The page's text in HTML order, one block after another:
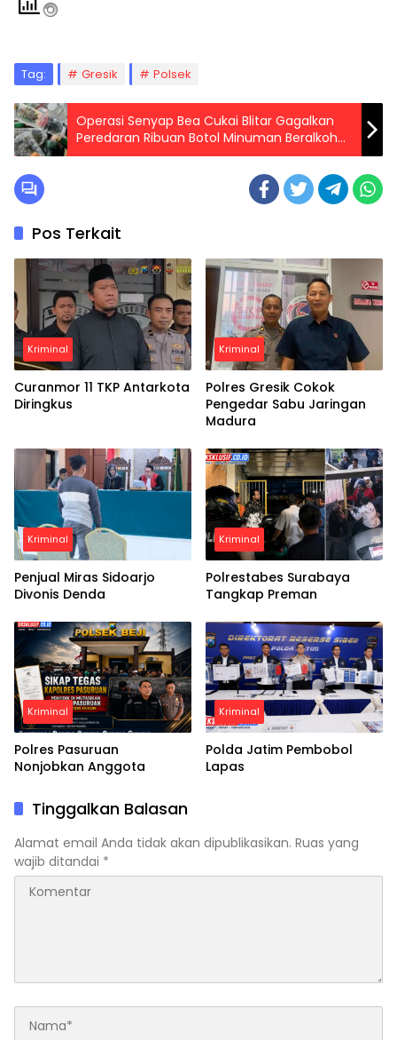
Tag: Gresik Polsek
Operasi Senyap Bea Cukai Blitar Gagalkan
Peredaran Ribuan Botol Minuman Beralkohol
Ilegal
Pos Terkait
Kriminal
Curanmor 11 TKP Antarkota
Diringkus
Kriminal
Polres Gresik Cokok
Pengedar Sabu Jaringan
Madura
Kriminal
Penjual Miras Sidoarjo
Divonis Denda
Kriminal
Polrestabes Surabaya
Tangkap Preman
Kriminal
Polres Pasuruan
Nonjobkan Anggota
Kriminal
Polda Jatim Pembobol
Lapas
Tinggalkan Balasan
Alamat email Anda tidak akan dipublikasikan. Ruas yang
wajib ditandai *